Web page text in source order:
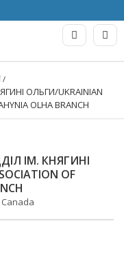
ОЛЬГИ/UKRAINIAN
OLHA BRANCH
ІМ. КНЯГИНІ
OF